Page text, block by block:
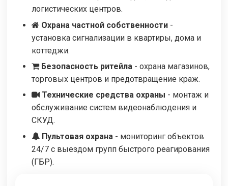
логистических центров.
Охрана частной собственности -
установка сигнализации в квартиры, дома и
коттеджи.
Безопасность ритейла - охрана магазинов,
торговых центров и предотвращение краж.
Технические средства охраны - монтаж и
обслуживание систем видеонаблюдения и
СКУД.
Пультовая охрана - мониторинг объектов
24/7 с выездом групп быстрого реагирования
(ГБР).